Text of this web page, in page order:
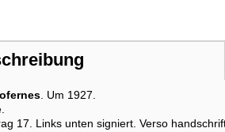
. Um 1927.
17. Links unten signiert. Verso